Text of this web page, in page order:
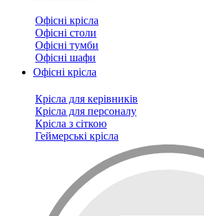
Офісні крісла
Офісні столи
Офісні тумби
Офісні шафи
Офісні крісла
Крісла для керівників
Крісла для персоналу
Крісла з сіткою
Геймерські крісла